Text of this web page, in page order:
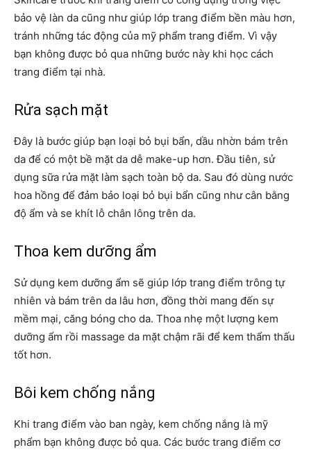
bảo vệ làn da cũng như giúp lớp trang điểm bền màu hơn,
tránh những tác động của mỹ phẩm trang điểm. Vì vậy
bạn không được bỏ qua những bước này khi học cách
trang điểm tại nhà.
Rửa sạch mặt
Đây là bước giúp bạn loại bỏ bụi bẩn, dầu nhờn bám trên
da để có một bề mặt da dễ make-up hơn. Đầu tiên, sử
dụng sữa rửa mặt làm sạch toàn bộ da. Sau đó dùng nước
hoa hồng để đảm bảo loại bỏ bụi bẩn cũng như cân bằng
độ ẩm và se khít lỗ chân lông trên da.
Thoa kem dưỡng ẩm
Sử dụng kem dưỡng ẩm sẽ giúp lớp trang điểm trông tự
nhiên và bám trên da lâu hơn, đồng thời mang đến sự
mềm mại, căng bóng cho da. Thoa nhẹ một lượng kem
dưỡng ẩm rồi massage da mặt chậm rãi để kem thẩm thấu
tốt hơn.
Bôi kem chống nắng
Khi trang điểm vào ban ngày, kem chống nắng là mỹ
phẩm bạn không được bỏ qua. Các bước trang điểm cơ